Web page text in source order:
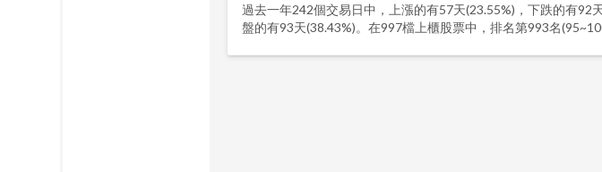
過去一年242個交易日中，上漲的有57天(23.55%)，下跌的有92
盤的有93天(38.43%)。在997檔上櫃股票中，排名第993名